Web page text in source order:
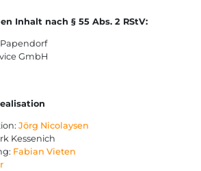
Inhalt nach § 55 Abs. 2 RStV:
GmbH
Jörg Nicolaysen
Kessenich
Fabian Vieten